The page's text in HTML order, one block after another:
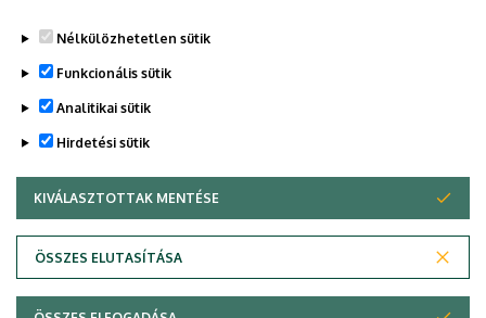
Állapotüzenet
Sajnáljuk ... Ez az űrlap jelenleg le van zárva.
Adatvédelem
Nélkülözhetetlen sütik
Funkcionális sütik
Analitikai sütik
Hirdetési sütik
KIVÁLASZTOTTAK MENTÉSE
ÖSSZES ELUTASÍTÁSA
WITHDRAW CONSENT